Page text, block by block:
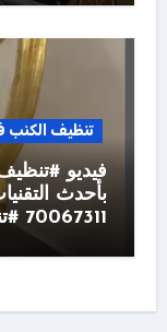
تنظيف الكنب
فيديو
بأحدث
70067311 #تنظيف_فلل #qatar #شركه